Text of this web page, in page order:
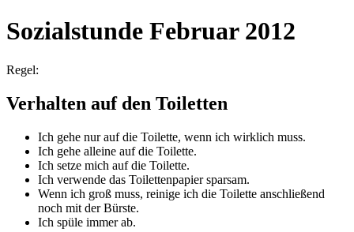
Sozialstunde Februar 2012
Regel:
Verhalten auf den Toiletten
Ich gehe nur auf die Toilette, wenn ich wirklich muss.
Ich gehe alleine auf die Toilette.
Ich setze mich auf die Toilette.
Ich verwende das Toilettenpapier sparsam.
Wenn ich groß muss, reinige ich die Toilette anschließend
noch mit der Bürste.
Ich spüle immer ab.